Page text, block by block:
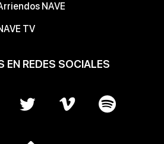
NAVE
TV
EN REDES SOCIALES